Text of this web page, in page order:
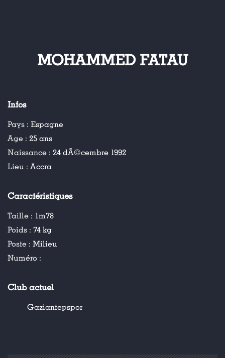
MOHAMMED FATAU
Infos
Pays : Espagne
Age : 25 ans
Naissance : 24 dÃ©cembre 1992
Lieu : Accra
Caractéristiques
Taille : 1m78
Poids : 74 kg
Poste : Milieu
Numéro :
Club actuel
Gaziantepspor